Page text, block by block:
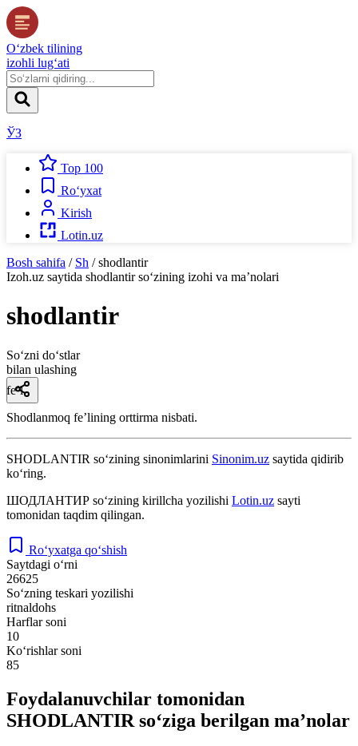
O‘zbek tilining
izohli lug‘ati
ЎЗ
Top 100
Ro‘yxat
Kirish
Lotin.uz
Bosh sahifa / Sh / shodlantir
Izoh.uz saytida shodlantirso‘zining izohi va ma’nolari
shodlantir
So‘zni do‘stlar
bilan ulashing
fe’l
Shodlanmoq feʼlining orttirma nisbati.
SHODLANTIR so‘zining sinonimlarini Sinonim.uz saytida qidirib
ko‘ring.
ШОДЛАНТИР so‘zining kirillcha yozilishi Lotin.uz sayti
tomonidan taqdim qilingan.
Ro‘yxatga qo‘shish
Saytdagi o‘rni
26625
So‘zning teskari yozilishi
ritnaldohs
Harflar soni
10
Ko‘rishlar soni
85
Foydalanuvchilar tomonidan
SHODLANTIR so‘ziga berilgan ma’nolar